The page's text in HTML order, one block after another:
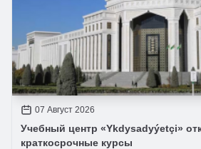
07 Август 2026
Учебный центр «Ykdysadyýetçi»
краткосрочные курсы